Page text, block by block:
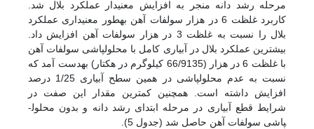
مرحله رشد دانه منجر به افزایش معنی­دار عملکرد بلال شد.
کاربرد غلظت 6 در هزار سولفات آهن به­طور معنی­داری عملکرد
بلال را نسبت به غلظت 3 در هزار سولفات آهن افزایش داد.
بیش­ترین عملکرد بلال در آبیاری کامل با محلول­پاشی سولفات آهن
با غلظت 6 در هزار (66/9135 کیلوگرم در هکتار) به­دست آمد که
نسبت به عدم محلول­پاشی در همین سطح آبیاری 1/25 درصد
افزایش داشته است. همچنین کم­ترین مقدار این صفت در
شرایط قطع آبیاری در مرحله ابتدای رشد دانه و بدون محلول­
پاشی سولفات آهن حاصل شد (جدول 5).